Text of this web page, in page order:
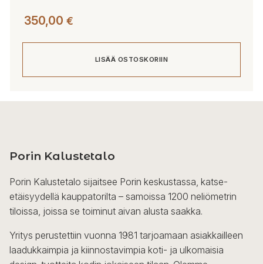
350,00 €
LISÄÄ OSTOSKORIIN
Porin Kalustetalo
Porin Kalustetalo sijaitsee Porin keskustassa, katse-
etäisyydellä kauppatorilta – samoissa 1200 neliömetrin
tiloissa, joissa se toiminut aivan alusta saakka.
Yritys perustettiin vuonna 1981 tarjoamaan asiakkailleen
laadukkaimpia ja kiinnostavimpia koti- ja ulkomaisia